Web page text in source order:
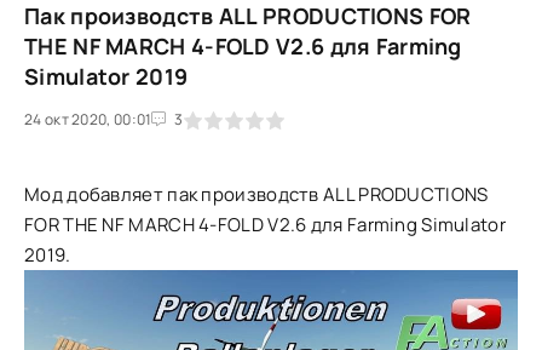
Пак производств ALL PRODUCTIONS FOR
THE NF MARCH 4-FOLD V2.6 для Farming
Simulator 2019
24 окт 2020, 00:01 3
1 2 3 4 5
Мод добавляет пак производств ALL PRODUCTIONS
FOR THE NF MARCH 4-FOLD V2.6 для Farming Simulator
2019.